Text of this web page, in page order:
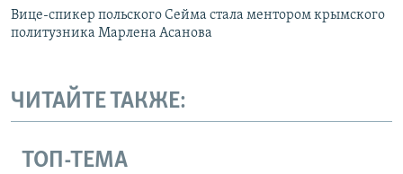
Вице-спикер польского Сейма стала ментором крымского
политузника Марлена Асанова
ЧИТАЙТЕ ТАКЖЕ:
ТОП-ТЕМА